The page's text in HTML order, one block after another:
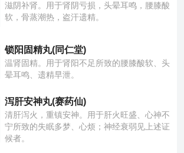
滋阴补肾。用于肾阴亏损，头晕耳鸣，腰膝酸
软，骨蒸潮热，盗汗遗精。
锁阳固精丸(同仁堂)
温肾固精。用于肾阳不足所致的腰膝酸软、头
晕耳鸣、遗精早泄。
泻肝安神丸(赛药仙)
清肝泻火，重镇安神。用于肝火旺盛、心神不
宁所致的失眠多梦、心烦；神经衰弱见上述证
候者。